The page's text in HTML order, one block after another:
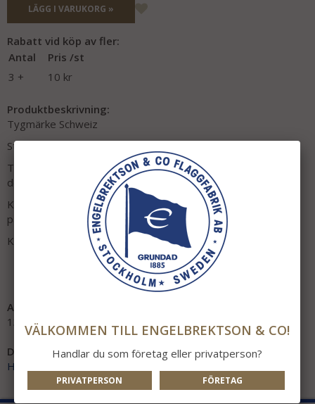
LÄGG I VARUKORG »
Rabatt vid köp av fler:
Antal
Pris /st
3 +
10 kr
Produktbeskrivning:
Tygmärke Schweiz
Storlek: 50x70mm (flaggstorlek)
Tygmärket sys fast med invikta kanter, perfekt för att
dekorera kläder, väskor m.m.
Kallas även Schweiziskt sy-märke, klädmärke, textilmärke,
patch, dekorationsmärke eller broderimärke.
Köp 3 av samma och betala för 2!
Artikelnummer:
1392
Direktlänk:
Högerklicka och kopiera adressen
VÄLKOMMEN TILL ENGELBREKTSON & CO!
Handlar du som företag eller privatperson?
PRIVATPERSON FÖRETAG